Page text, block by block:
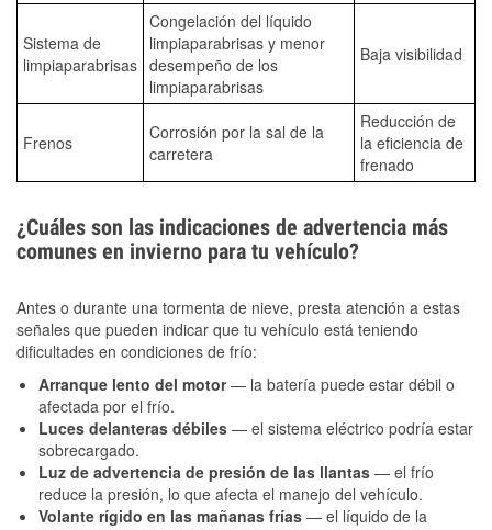
Sistema de
limpiaparabrisas
Congelación del líquido
limpiaparabrisas y menor
desempeño de los
limpiaparabrisas
Baja visibilidad
Frenos
Corrosión por la sal de la
carretera
Reducción de
la eficiencia de
frenado
¿Cuáles son las indicaciones de advertencia más
comunes en invierno para tu vehículo?
Antes o durante una tormenta de nieve, presta atención a estas
señales que pueden indicar que tu vehículo está teniendo
dificultades en condiciones de frío:
Arranque lento del motor— la batería puede estar débil o
afectada por el frío.
Luces delanteras débiles — el sistema eléctrico podría estar
sobrecargado.
Luz de advertencia de presión de las llantas — el frío
reduce la presión, lo que afecta el manejo del vehículo.
Volante rígido en las mañanas frías — el líquido de la